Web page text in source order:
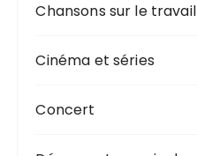
Chansons sur le travail
Cinéma et séries
Concert